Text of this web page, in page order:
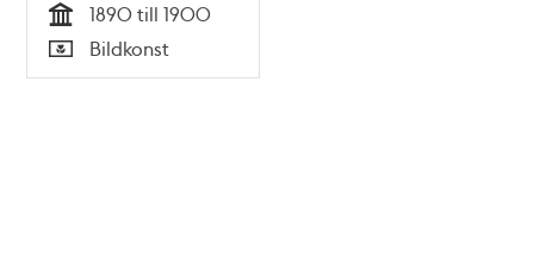
Tid
1890 till 1900
Typ
Bildkonst